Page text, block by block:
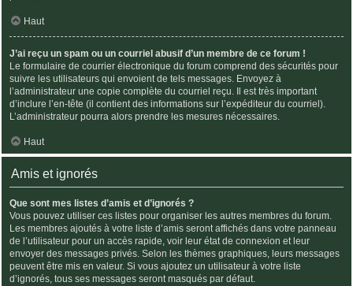
Haut
J’ai reçu un spam ou un courriel abusif d’un membre de ce forum !
Le formulaire de courrier électronique du forum comprend des sécurités pour
suivre les utilisateurs qui envoient de tels messages. Envoyez à
l’administrateur une copie complète du courriel reçu. Il est très important
d’inclure l’en-tête (il contient des informations sur l’expéditeur du courriel).
L’administrateur pourra alors prendre les mesures nécessaires.
Haut
Amis et ignorés
Que sont mes listes d’amis et d’ignorés ?
Vous pouvez utiliser ces listes pour organiser les autres membres du forum.
Les membres ajoutés à votre liste d’amis seront affichés dans votre panneau
de l’utilisateur pour un accès rapide, voir leur état de connexion et leur
envoyer des messages privés. Selon les thèmes graphiques, leurs messages
peuvent être mis en valeur. Si vous ajoutez un utilisateur à votre liste
d’ignorés, tous ses messages seront masqués par défaut.